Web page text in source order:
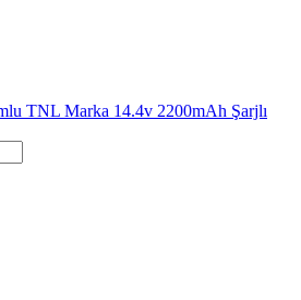
TNL Marka 14.4v 2200mAh Şarjlı